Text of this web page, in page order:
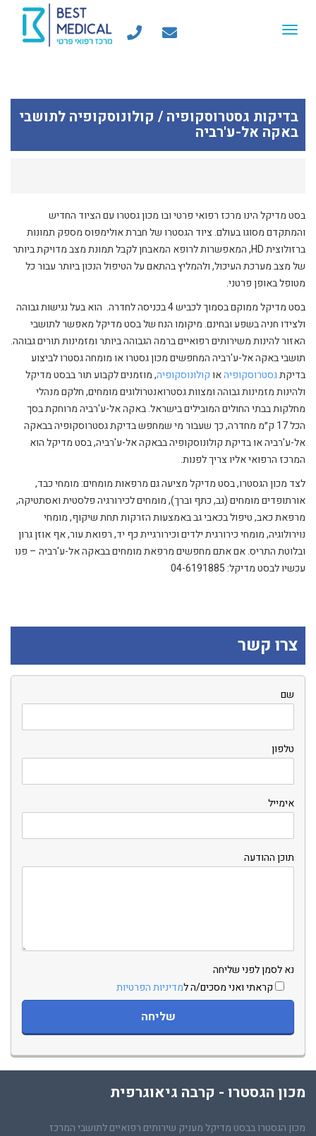
Toggle
בדיקות גסטרוסקופיה / קולונוסקופיה לתושבי
באקה אל-ע'רביה
בסט מדיקל הינו מרכז רפואי פרטי ובו מכון גסטרו עם הציוד החדיש
והמתקדם מסוגו בעולם. ציוד הגסטרו של חברת אולימפוס מספק תמונות
ברזולוצית HD, המאפשרות לרופא המאבחן לקבל תמונת מצב מדויקת ביותר
של מצב מערכת העיכול, ולהמליץ בהתאם על הטיפול הנכון ביותר עבור כל
מטופל באופן פרטני.
בסט מדיקל ממוקם בסמוך לכביש 4 בכניסה לחדרה. הוא בעל נגישות גבוהה
ולצידו חניה בשפע ובחינם. מיקומו הנח של בסט מדיקל מאפשר לתושבי
האזור להינות משירותים רפואיים ברמה הגבוהה ביותר ומזמינות תורים גבוהה.
תושבי באקה אל-ע'רביה המחפשים מכון גסטרו או מומחה גסטרו לביצוע
בדיקתגסטרוסקופיהאוקולונוסקופיה, מוזמנים לקבוע תור בבסט מדיקל
ולהינות מזמינות גבוהה ומצוות גסטרואנטרולוגים מומחים, חלקם מנהלי
מחלקות בבתי החולים המובילים בישראל. באקה אל-ע'רביה מרוחקת בסך
הכל 17 ק״מ מחדרה, כך שעבור מי שמחפש בדיקת גסטרוסקופיה בבאקה
אל-ע'רביה או בדיקת קולונוסקופיה בבאקה אל-ע'רביה, בסט מדיקל הוא
המרכז הרפואי אליו צריך לפנות.
לצד מכון הגסטרו, בסט מדיקל מציעה גם מרפאות מומחים: מומחי כבד,
אורתופדים מומחים (גב, כתף וברך), מומחים לכירורגיה פלסטית ואסתטיקה,
מרפאת כאב, טיפול בכאבי גב באמצעות הזרקות תחת שיקוף, מומחי
נוירולוגיה, מומחי כירורגית ילדים וכירורגיית כף יד, רפואת עור, אף אוזן גרון
ובלוטת התריס. אם אתם מחפשים מרפאת מומחים בבאקה אל-ע'רביה – פנו
עכשיו לבסט מדיקל: 04-6191885
צרו קשר
שם
טלפון
אימייל
תוכן ההודעה
נא לסמן לפני שליחה
קראתי ואני מסכים/ה למדיניות הפרטיות
מכון הגסטרו - קרבה גיאוגרפית
מכון הגסטרו בבסט מדיקל מעניק שירותים רפואיים לתושבי המרכז